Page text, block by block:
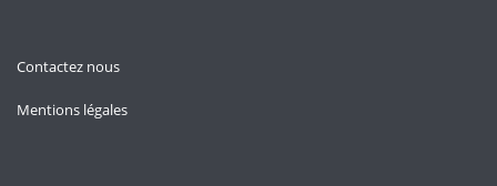
Contactez nous
Mentions légales